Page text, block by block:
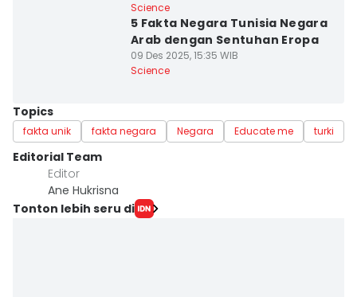
Science
5 Fakta Negara Tunisia Negara
Arab dengan Sentuhan Eropa
09 Des 2025, 15:35 WIB
Science
Topics
fakta unik fakta negara Negara Educate me turki
Editorial Team
Editor
Ane Hukrisna
Tonton lebih seru di